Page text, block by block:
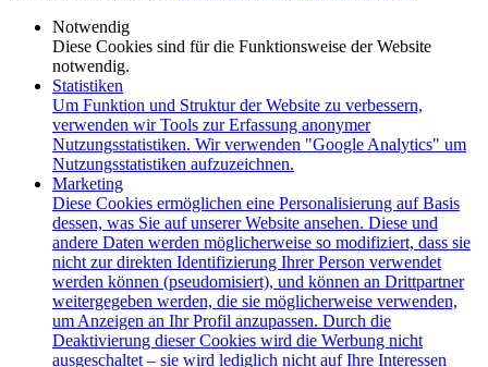
Notwendig
Diese Cookies sind für die Funktionsweise der Website
notwendig.
Statistiken
Um Funktion und Struktur der Website zu verbessern,
verwenden wir Tools zur Erfassung anonymer
Nutzungsstatistiken. Wir verwenden "Google Analytics" um
Nutzungsstatistiken aufzuzeichnen.
Marketing
Diese Cookies ermöglichen eine Personalisierung auf Basis
dessen, was Sie auf unserer Website ansehen. Diese und
andere Daten werden möglicherweise so modifiziert, dass sie
nicht zur direkten Identifizierung Ihrer Person verwendet
werden können (pseudomisiert), und können an Drittpartner
weitergegeben werden, die sie möglicherweise verwenden,
um Anzeigen an Ihr Profil anzupassen. Durch die
Deaktivierung dieser Cookies wird die Werbung nicht
ausgeschaltet – sie wird lediglich nicht auf Ihre Interessen